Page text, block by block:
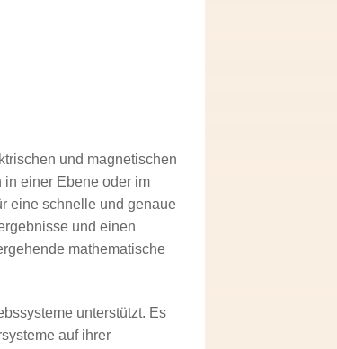
und magnetischen
in einer Ebene oder im
eine schnelle und genaue
und einen
mathematische
unterstützt. Es
auf ihrer